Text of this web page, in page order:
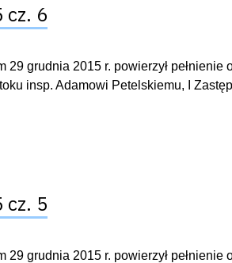
cz. 6
29 grudnia 2015 r. powierzył
insp. Adamowi Petelskiemu, I
cz. 5
29 grudnia 2015 r. powierzył